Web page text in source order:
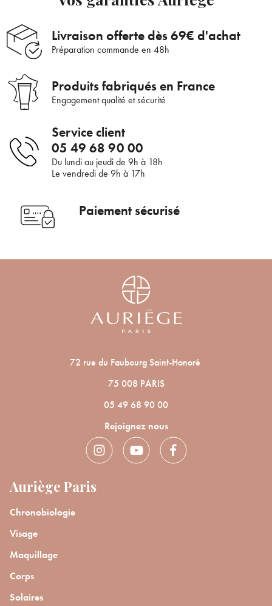
Supprimer le produit ?
panier ?
ANNULER
Livraison offerte dès 69€ d'achat
Préparation commande en 48h
Produits fabriqués en France
Engagement qualité et sécurité
Service client
05 49 68 90 00
Du lundi au jeudi de 9h à 18h
Le vendredi de 9h à 17h
Paiement sécurisé
72 rue du Faubourg Saint-Honoré
75 008 PARIS
05 49 68 90 00
Rejoignez nous
Auriège Paris
Chronobiologie
Visage
Maquillage
Corps
Solaires
Bienvenue !
Pour être au courant de nos dernières
nouveautés ou promotions en cours et
bénéficier de nos conseils de saison, inscrivez-
vous à notre Newsletter.
En renseignant votre adresse e-mail, vous acceptez de recevoir des